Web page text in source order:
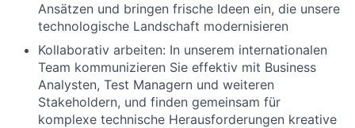
Ansätzen und bringen frische Ideen ein, die unsere
technologische Landschaft modernisieren
Kollaborativ arbeiten: In unserem internationalen
Team kommunizieren Sie effektiv mit Business
Analysten, Test Managern und weiteren
Stakeholdern, und finden gemeinsam für
komplexe technische Herausforderungen kreative